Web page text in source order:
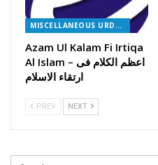
MISCELLANEOUS URDU BOOKS
Azam Ul Kalam Fi Irtiqa
Al Islam – اعظم الکلام فی
ارتقاء الاسلام
PREV NEXT